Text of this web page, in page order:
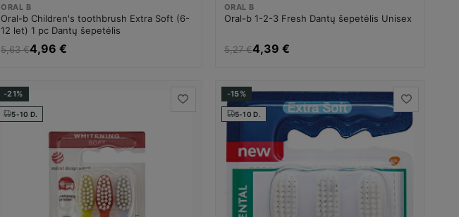
ORAL B
Oral-b Children's toothbrush Extra Soft (6-
12 let) 1 pc Dantų šepetėlis
5,63 €4,96 €
ORAL B
Oral-b 1-2-3 Fresh Dantų šepetėlis Unisex
5,27 €4,39 €
-21%
5-10 D.
-15%
5-10 D.